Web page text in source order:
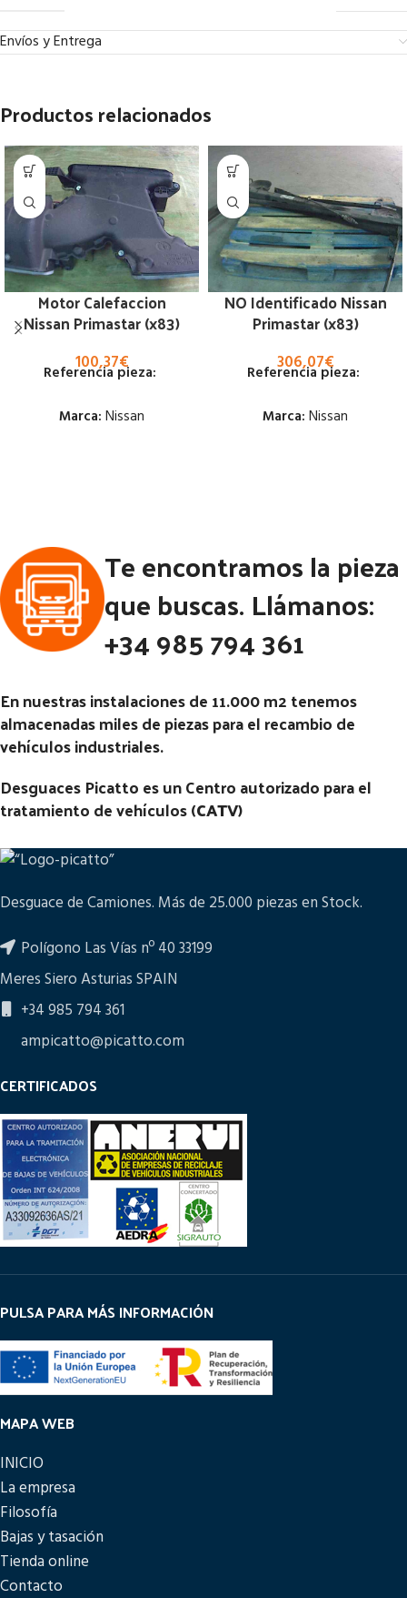
Envíos y Entrega
Productos relacionados
Motor Calefaccion
Nissan Primastar (x83)
100,37€
Referencia pieza:
Marca: Nissan
Código Pieza:53210
NO Identificado Nissan
Primastar (x83)
306,07€
Referencia pieza:
Marca: Nissan
Código Pieza: 53179
Te encontramos la pieza
que buscas. Llámanos:
+34 985 794 361
En nuestras instalaciones de 11.000 m2 tenemos
almacenadas miles de piezas para el recambio de
vehículos industriales.
Desguaces Picatto es un Centro autorizado para el
tratamiento de vehículos (CATV)
Desguace de Camiones. Más de 25.000 piezas en Stock.
Polígono Las Vías nº 40 33199
Meres Siero Asturias SPAIN
+34 985 794 361
ampicatto@picatto.com
CERTIFICADOS
PULSA PARA MÁS INFORMACIÓN
MAPA WEB
INICIO
La empresa
Filosofía
Bajas y tasación
Tienda online
Contacto